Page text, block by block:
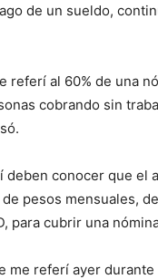
de un sueldo,
referí al 60% de una
cobrando sin
conocer que el
pesos mensuales,
para cubrir una
me referí ayer durante